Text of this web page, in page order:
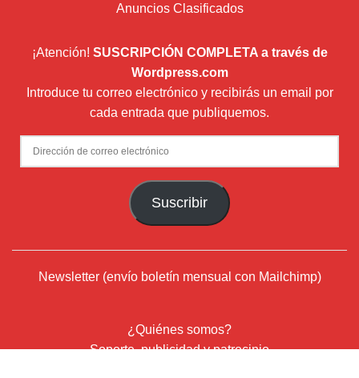
Anuncios Clasificados
¡Atención! SUSCRIPCIÓN COMPLETA a través de
Wordpress.com
Introduce tu correo electrónico y recibirás un email por
cada entrada que publiquemos.
Dirección
de
Suscribir
Newsletter (envío boletín mensual con Mailchimp)
¿Quiénes somos?
Soporte, publicidad y patrocinio